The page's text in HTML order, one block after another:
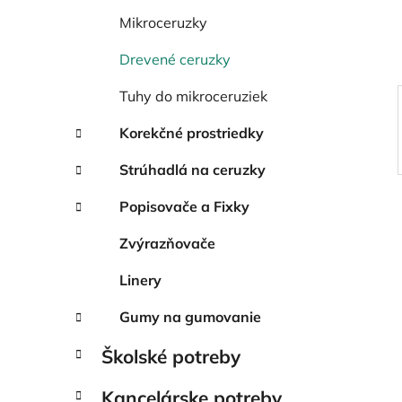
Mikroceruzky
Drevené ceruzky
Tuhy do mikroceruziek
Korekčné prostriedky
Strúhadlá na ceruzky
Popisovače a Fixky
Zvýrazňovače
Linery
Gumy na gumovanie
Školské potreby